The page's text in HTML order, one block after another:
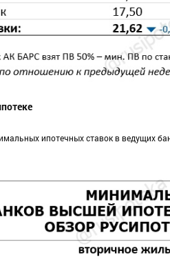
ипотечных ставок в ведущих